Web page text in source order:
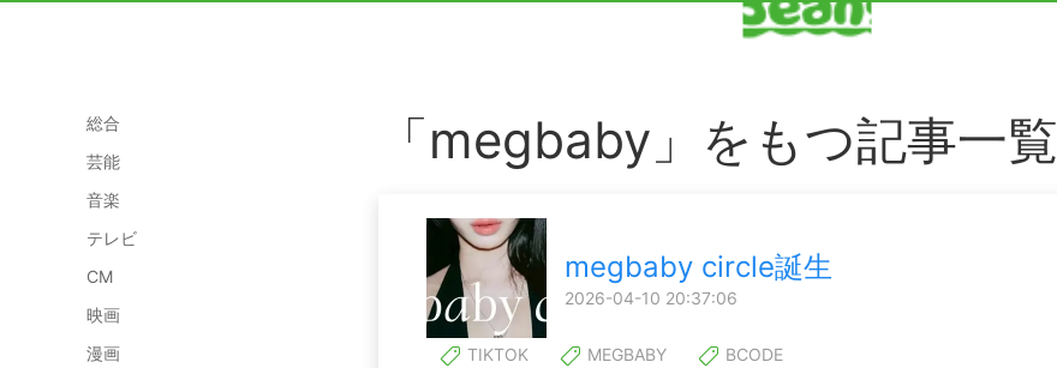
総合
芸能
音楽
テレビ
CM
映画
漫画
「megbaby」をもつ記事一覧
megbaby circle誕生
2026-04-10 20:37:06
TIKTOK MEGBABY BCODE